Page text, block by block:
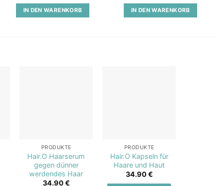
5
IN DEN WARENKORB
5
IN DEN WARENKORB
PRODUKTE
Hair.O Haarserum
gegen dünner
werdendes Haar
34.90€
PRODUKTE
Hair.O Kapseln für
Haare und Haut
34.90€